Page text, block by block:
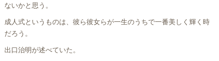
ないかと思う。
成人式というものは、彼ら彼女らが一生のうちで一番美しく輝く時
だろう。
出口治明が述べていた。